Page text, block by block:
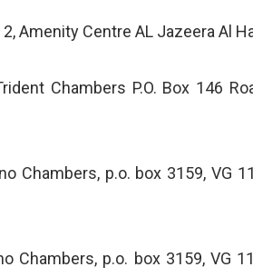
Amenity Centre AL Jazeera Al
Chambers P.O. Box 146
Chambers, p.o. box 3159, VG
Chambers, p.o. box 3159, VG